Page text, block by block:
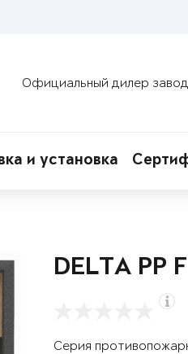
Официальный дилер
и установка
DELTA PP
Серия